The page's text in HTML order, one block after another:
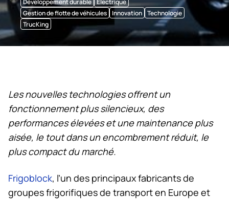
Gestion de flotte de véhicules
Innovation Technologie
TrucKing
Les nouvelles technologies offrent un
fonctionnement plus silencieux, des
performances élevées et une maintenance plus
aisée, le tout dans un encombrement réduit, le
plus compact du marché.
Frigoblock, l’un des principaux fabricants de
groupes frigorifiques de transport en Europe et